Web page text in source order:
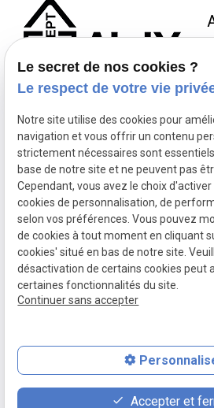
NOUS JOINDRE
contact@ajjyconcept.com
04 84 89 15 86
Du
18h
SIRET :
Politique de
Mentions
place contact_page
Le secret de nos cookies ?
Le respect de votre vie
Notre site utilise des cookies pour
navigation et vous offrir un contenu
strictement nécessaires sont
base de notre site et ne peuvent pas
Cependant, vous avez le choix
cookies de personnalisation, de
selon vos préférences. Vous pouvez
de cookies à tout moment en cliquant
cookies' situé en bas de notre site.
désactivation de certains cookies peut
certaines fonctionnalités du site.
Continuer sans accepter
Accepter et